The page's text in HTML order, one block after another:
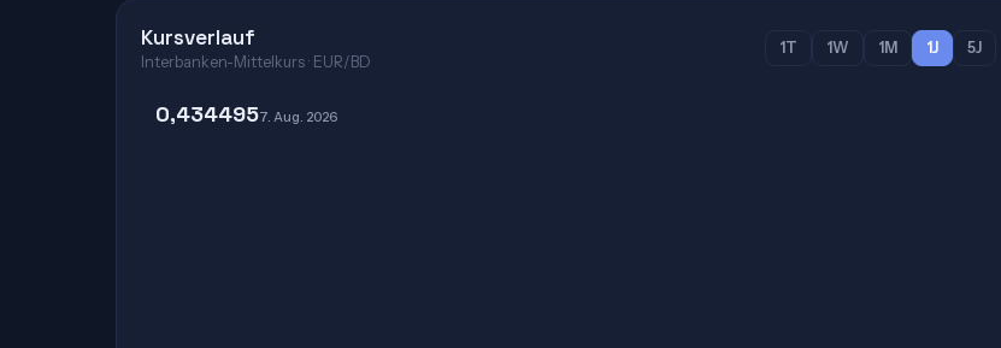
Kursverlauf
Interbanken-Mittelkurs · EUR/BD
1T 1W 1M 1J 5J
0,4344957. Aug. 2026